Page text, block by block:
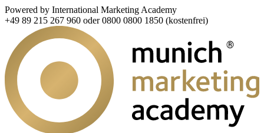
Powered by International Marketing Academy
+49 89 215 267 960 oder 0800 0800 1850 (kostenfrei)